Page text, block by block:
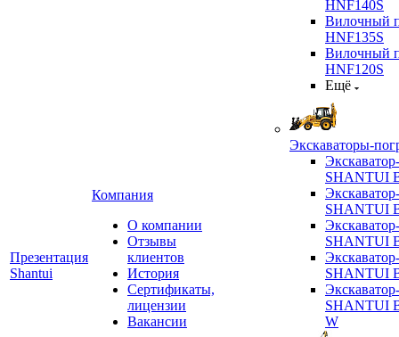
Презентация
Shantui
Компания
О компании
Отзывы
клиентов
История
Сертификаты,
лицензии
Вакансии
HNF140S
Вилочный
HNF135S
Вилочный
HNF120S
Ещё
Экскаваторы-
SHANTUI
SHANTUI
SHANTUI
SHANTUI
SHANTUI
W